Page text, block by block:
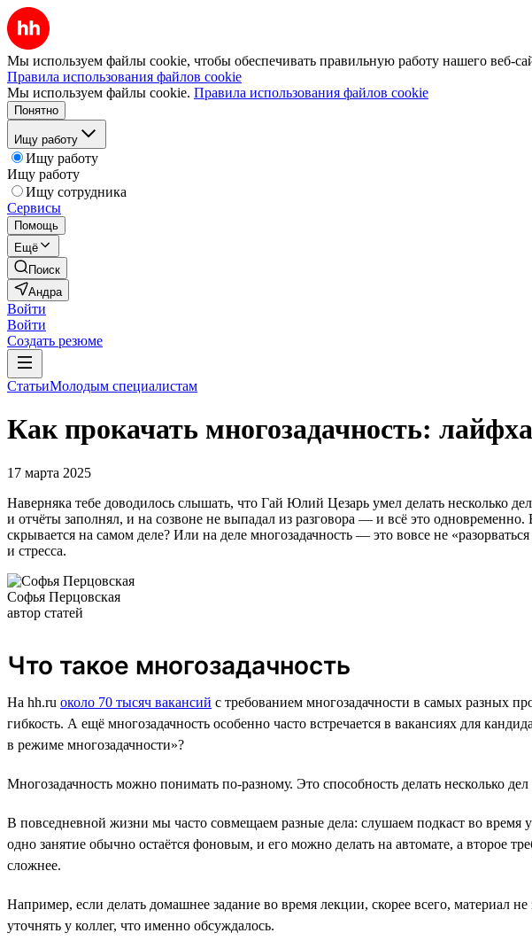
Мы используем файлы cookie, чтобы обеспечивать правильную работу нашего веб-
Правила использования файлов cookie
Мы используем файлы cookie. Правила использования файлов cookie
Понятно
Ищу работу
Ищу работу
Ищу работу
Ищу сотрудника
Сервисы
Помощь
Ещё
Поиск
Андра
Войти
Войти
Создать резюме
СтатьиМолодым специалистам
Как прокачать многозадачность:
17 марта 2025
Наверняка тебе доводилось слышать, что Гай Юлий Цезарь умел делать несколько
и отчёты заполнял, и на созвоне не выпадал из разговора — и всё это
скрывается на самом деле? Или на деле многозадачность — это вовсе не
и стресса.
Софья Перцовская
автор статей
Что такое многозадачность
На hh.ru около 70 тысяч вакансий с требованием многозадачности в самых разных
гибкость. А ещё многозадачность особенно часто встречается в вакансиях для
в режиме многозадачности»?
Многозадачность можно понимать по-разному. Это способность делать несколько
В повседневной жизни мы часто совмещаем разные дела: слушаем подкаст во время
одно занятие обычно остаётся фоновым, и его можно делать на автомате, а второе
сложнее.
Например, если делать домашнее задание во время лекции, скорее всего, материал
уточнять у коллег, что именно обсуждалось.